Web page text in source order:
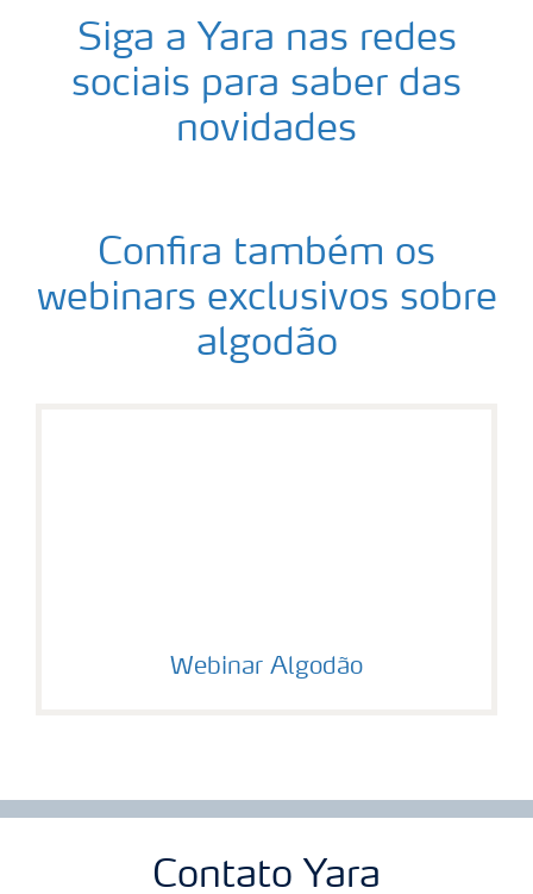
Siga a Yara nas redes
sociais para saber das
novidades
Confira também os
webinars exclusivos sobre
algodão
Webinar Algodão
Contato Yara